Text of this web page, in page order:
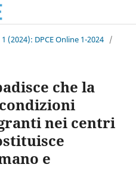
(2024): DPCE Online 1-2024 /
che la
nei centri
e